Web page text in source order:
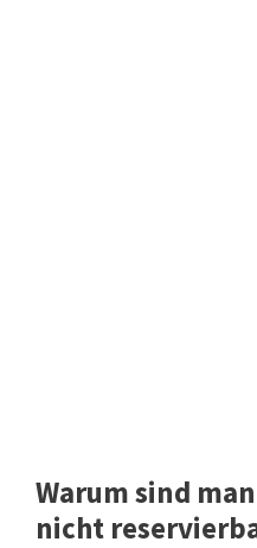
Warum sind
nicht